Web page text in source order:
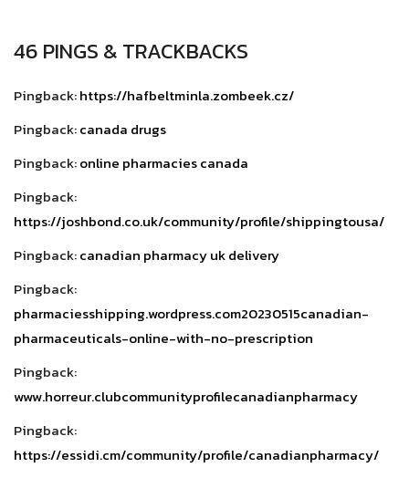
46 PINGS & TRACKBACKS
Pingback:https://hafbeltminla.zombeek.cz/
Pingback:canada drugs
Pingback:online pharmacies canada
Pingback:
https://joshbond.co.uk/community/profile/shippingtousa/
Pingback:canadian pharmacy uk delivery
Pingback:
pharmaciesshipping.wordpress.com20230515canadian-
pharmaceuticals-online-with-no-prescription
Pingback:
www.horreur.clubcommunityprofilecanadianpharmacy
Pingback:
https://essidi.cm/community/profile/canadianpharmacy/